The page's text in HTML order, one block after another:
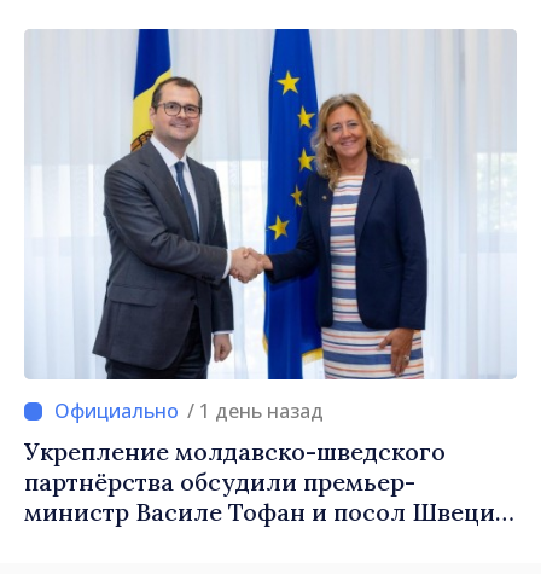
/ 1 день назад
Укрепление молдавско-шведского
партнёрства обсудили премьер-
министр Василе Тофан и посол Швеции